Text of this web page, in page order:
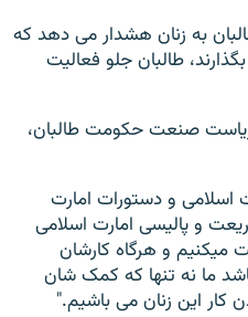
به زنان هشدار می دهد که
طالبان جلو فعالیت
صنعت حکومت طالبان،
و دستورات امارت
و پالیسی امارت اسلامی
میکنیم و هرگاه کارشان
ما نه تنها که کمک شان
کار این زنان می باشیم."